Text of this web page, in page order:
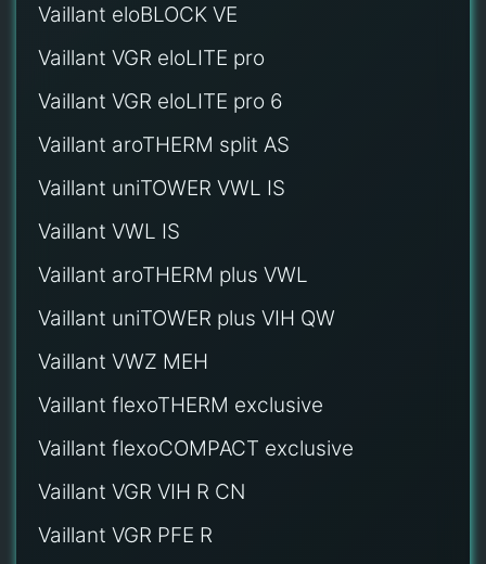
Vaillant eloBLOCK VE
Vaillant VGR eloLITE pro
Vaillant VGR eloLITE pro 6
Vaillant aroTHERM split AS
Vaillant uniTOWER VWL IS
Vaillant VWL IS
Vaillant aroTHERM plus VWL
Vaillant uniTOWER plus VIH QW
Vaillant VWZ MEH
Vaillant flexoTHERM exclusive
Vaillant flexoCOMPACT exclusive
Vaillant VGR VIH R CN
Vaillant VGR PFE R